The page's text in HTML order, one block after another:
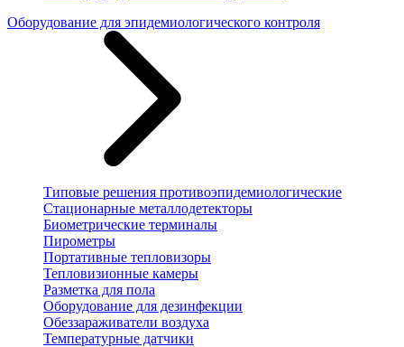
Оборудование для эпидемиологического контроля
Типовые решения противоэпидемиологические
Стационарные металлодетекторы
Биометрические терминалы
Пирометры
Портативные тепловизоры
Тепловизионные камеры
Разметка для пола
Оборудование для дезинфекции
Обеззараживатели воздуха
Температурные датчики